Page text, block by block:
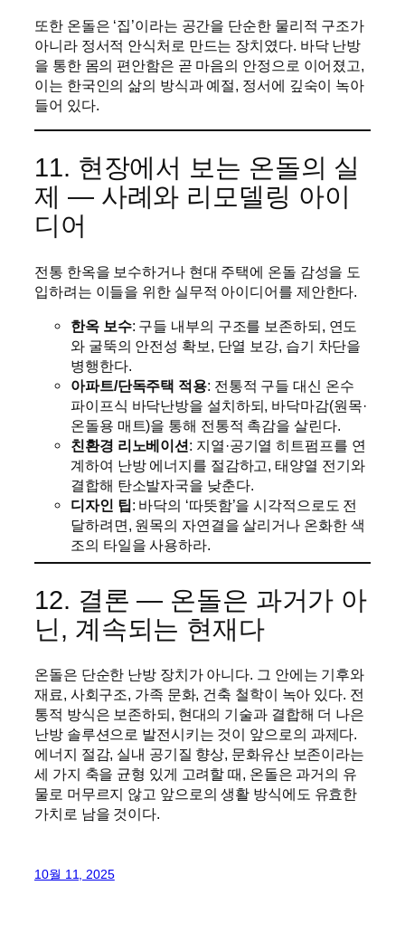
또한 온돌은 ‘집’이라는 공간을 단순한 물리적 구조가
아니라 정서적 안식처로 만드는 장치였다. 바닥 난방
을 통한 몸의 편안함은 곧 마음의 안정으로 이어졌고,
이는 한국인의 삶의 방식과 예절, 정서에 깊숙이 녹아
들어 있다.
11. 현장에서 보는 온돌의 실
제 — 사례와 리모델링 아이
디어
전통 한옥을 보수하거나 현대 주택에 온돌 감성을 도
입하려는 이들을 위한 실무적 아이디어를 제안한다.
한옥 보수: 구들 내부의 구조를 보존하되, 연도
와 굴뚝의 안전성 확보, 단열 보강, 습기 차단을
병행한다.
아파트/단독주택 적용: 전통적 구들 대신 온수
파이프식 바닥난방을 설치하되, 바닥마감(원목·
온돌용 매트)을 통해 전통적 촉감을 살린다.
친환경 리노베이션: 지열·공기열 히트펌프를 연
계하여 난방 에너지를 절감하고, 태양열 전기와
결합해 탄소발자국을 낮춘다.
디자인 팁: 바닥의 ‘따뜻함’을 시각적으로도 전
달하려면, 원목의 자연결을 살리거나 온화한 색
조의 타일을 사용하라.
12. 결론 — 온돌은 과거가 아
닌, 계속되는 현재다
온돌은 단순한 난방 장치가 아니다. 그 안에는 기후와
재료, 사회구조, 가족 문화, 건축 철학이 녹아 있다. 전
통적 방식은 보존하되, 현대의 기술과 결합해 더 나은
난방 솔루션으로 발전시키는 것이 앞으로의 과제다.
에너지 절감, 실내 공기질 향상, 문화유산 보존이라는
세 가지 축을 균형 있게 고려할 때, 온돌은 과거의 유
물로 머무르지 않고 앞으로의 생활 방식에도 유효한
가치로 남을 것이다.
10월 11, 2025